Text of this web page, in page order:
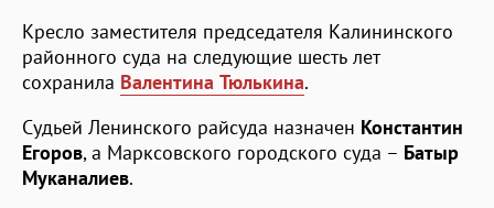
Кресло заместителя председателя Калининского
районного суда на следующие шесть лет
сохранила Валентина Тюлькина.
Судьей Ленинского райсуда назначен Константин
Егоров, а Марксовского городского суда – Батыр
Муканалиев.